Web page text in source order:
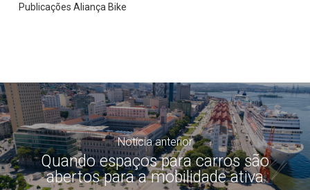
Publicações Aliança Bike
Notícia anterior
Quando espaços para carros são
abertos para a mobilidade ativa